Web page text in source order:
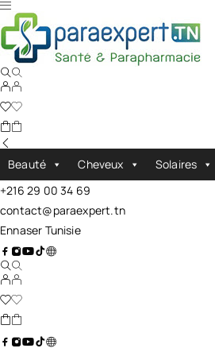
Beauté Cheveux Solaires
+216 29 00 34 69
contact@paraexpert.tn
Ennaser Tunisie